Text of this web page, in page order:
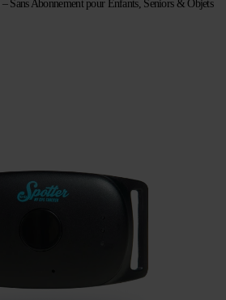
Sans Abonnement pour Enfants, Seniors & Objets